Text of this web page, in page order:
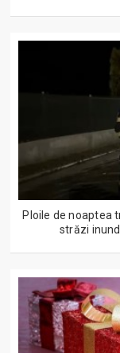
Ploile de noaptea
străzi